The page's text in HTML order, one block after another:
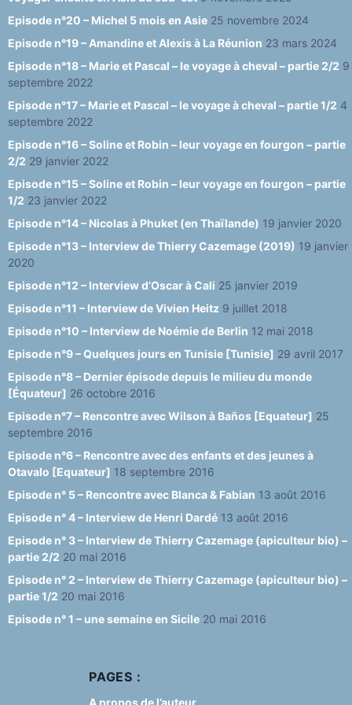
n
el
Episode n°20 – Michel 5 mois en Asie 25 novembre 2024
Episode n°19 – Amandine et Alexis à La Réunion 23 mars 2024
Episode n°18 – Marie et Pascal – le voyage à cheval – partie 2/2 9
septembre 2022
Episode n°17 – Marie et Pascal – le voyage à cheval – partie 1/2 4
septembre 2022
Episode n°16 – Soline et Robin – leur voyage en fourgon – partie
2/2 29 janvier 2022
Episode n°15 – Soline et Robin – leur voyage en fourgon – partie
1/2 23 janvier 2022
Episode n°14 – Nicolas à Phuket (en Thaïlande) 19 janvier 2020
Episode n°13 – Interview de Thierry Cazemage (2019) 19 janvier
2020
Episode n°12 – Interview d’Oscar à Cali 25 janvier 2019
Episode n°11 – Interview de Vivien Heitz 9 juillet 2018
Episode n°10 – Interview de Noémie de Berlin 12 mai 2018
Episode n°9 – Quelques jours en Tunisie [Tunisie] 29 avril 2017
Episode n°8 – Dernier épisode depuis le milieu du monde
[Équateur] 26 octobre 2016
Episode n°7 – Rencontre avec Wilson à Baños [Equateur] 25
septembre 2016
Episode n°6 – Rencontre avec des enfants et des jeunes à
Otavalo [Equateur] 18 septembre 2016
Episode n° 5 – Rencontre avec Blanca & Fabian 13 août 2016
Episode n° 4 – Interview de Henri Dardé 13 août 2016
Episode n° 3 – Interview de Thierry Cazemage (apiculteur bio) –
partie 2/2 20 mai 2016
Episode n° 2 – Interview de Thierry Cazemage (apiculteur bio) –
partie 1/2 20 mai 2016
Episode n° 1 – une semaine en Sicile 20 mai 2016
PAGES :